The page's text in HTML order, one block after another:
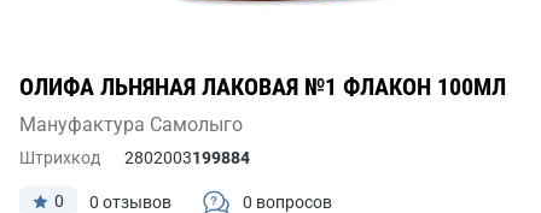
ОЛИФА ЛЬНЯНАЯ ЛАКОВАЯ №1 ФЛАКОН 100МЛ
Мануфактура Самолыго
0 0 отзывов 0 вопросов
Штрихкод 2802003199884